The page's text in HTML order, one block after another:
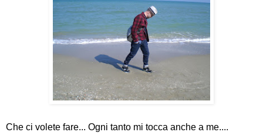
Che ci volete fare... Ogni tanto mi tocca anche a me....